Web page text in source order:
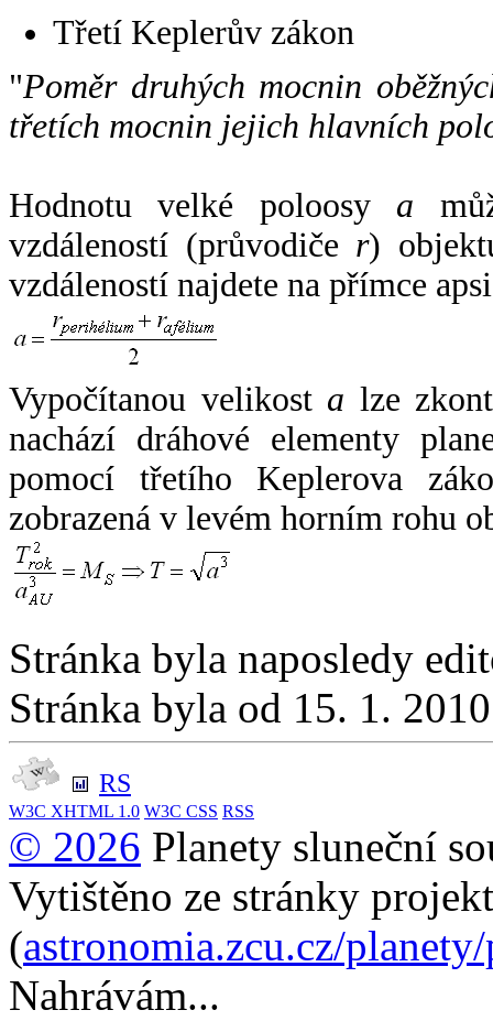
Třetí Keplerův zákon
"Poměr druhých mocnin
třetích mocnin jejich hlavních
Hodnotu velké poloosy a
vzdáleností (průvodiče r)
vzdáleností najdete na přímce
Vypočítanou velikost a lze
nachází dráhové elementy
pomocí třetího Keplerova
zobrazená v levém horním rohu
Stránka byla naposledy
Stránka byla od 15. 1.
RS
W3C XHTML 1.0 W3C CSS RSS
© 2026 Planety sluneční
Vytištěno ze stránky
(astronomia.zcu.cz/
Nahrávám...